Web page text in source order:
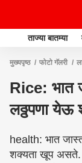
ताज्या बातम्या
मुख्यपृष्ठ फोटो गॅलरी
Rice: भात
लठ्ठपणा येऊ
health: भात जास्त
शक्यता खूप असते.